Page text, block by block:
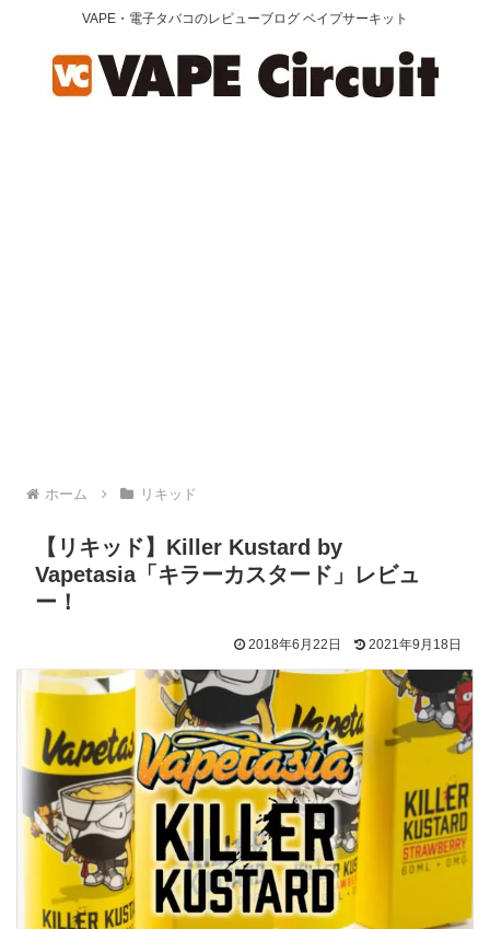
VAPE・電子タバコのレビューブログ ベイプサーキット
ホーム リキッド
【リキッド】Killer Kustard by
Vapetasia「キラーカスタード」レビュ
ー！
2018年6月22日 2021年9月18日